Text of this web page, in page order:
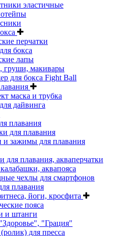
эластичные
перчатки
бокса
лапы
макивары
для бокса Fight Ball
маска и трубка
дайвинга
плавания
для плавания
и зажимы для плавания
для плавания, акваперчатки
аквапояса
чехлы для смартфонов
плавания
йоги, кросфита
пояса
и штанги
"Грация"
для пресса